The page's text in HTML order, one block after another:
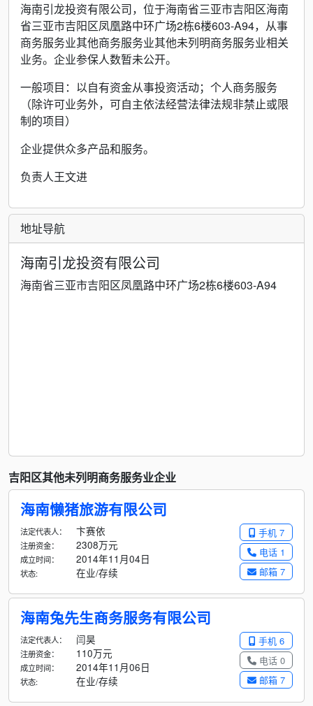
海南引龙投资有限公司，位于海南省三亚市吉阳区海南
省三亚市吉阳区凤凰路中环广场2栋6楼603-A94，从事
商务服务业其他商务服务业其他未列明商务服务业相关
业务。企业参保人数暂未公开。
一般项目：以自有资金从事投资活动；个人商务服务
（除许可业务外，可自主依法经营法律法规非禁止或限
制的项目）
企业提供众多产品和服务。
负责人王文进
地址导航
海南引龙投资有限公司
海南省三亚市吉阳区凤凰路中环广场2栋6楼603-A94
吉阳区其他未列明商务服务业企业
海南懒猪旅游有限公司
手机 7
电话 1
邮箱 7
法定代表人： 卞赛依
注册资金： 2308万元
成立时间： 2014年11月04日
状态: 在业/存续
海南兔先生商务服务有限公司
手机 6
电话 0
邮箱 7
法定代表人： 闫昊
注册资金： 110万元
成立时间： 2014年11月06日
状态: 在业/存续